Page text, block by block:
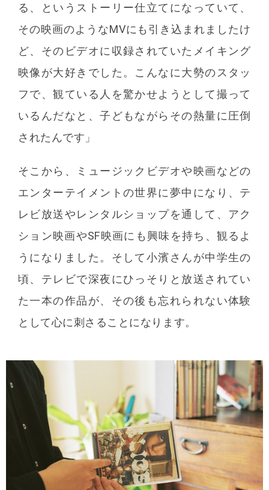
る、というストーリー仕立てになっていて、
その映画のようなMVにも引き込まれましたけ
ど、そのビデオに収録されていたメイキング
映像が大好きでした。こんなに大勢のスタッ
フで、観ている人を驚かせようとして撮って
いるんだなと、子どもながらその熱量に圧倒
されたんです」
そこから、ミュージックビデオや映画などの
エンターテイメントの世界に夢中になり、テ
レビ放送やレンタルショップを通して、アク
ション映画やSF映画にも興味を持ち、観るよ
うになりました。そして小濱さんが中学生の
頃、テレビで深夜にひっそりと放送されてい
た一本の作品が、その後も忘れられない体験
として心に刺さることになります。